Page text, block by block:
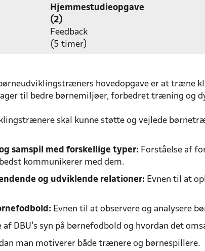
Hjemmestudieopgave
(2)
Feedback
(5 timer)
hovedopgave er at træne
til bedre børnemiljøer, forbedret træning og
skal kunne støtte og vejlede
samspil med forskellige typer: Forståelse af
kommunikerer med dem.
og udviklende relationer: Evnen til at
Evnen til at observere og analysere
af DBU’s syn på børnefodbold og hvordan det
man motiverer både trænere og børnespillere.